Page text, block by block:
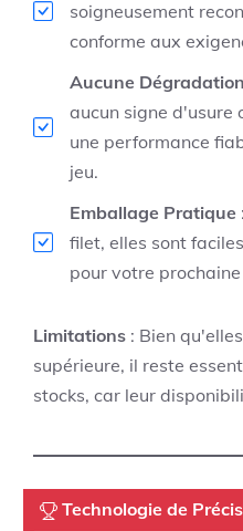
soigneusement
conforme aux
Aucune Dégradation
aucun signe d'usure
une performance
jeu.
Emballage Pratique
filet, elles sont
pour votre
Limitations : Bien
supérieure, il reste
stocks, car leur
Technologie de